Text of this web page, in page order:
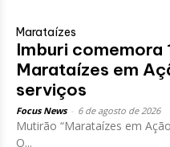
Marataízes
Imburi comemora
Marataízes em
serviços
Focus News 6 de agosto de 2026
Mutirão “Marataízes em
O...